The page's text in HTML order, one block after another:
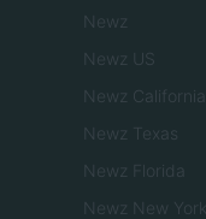
Newz
Newz US
Newz California
Newz Texas
Newz Florida
Newz New York